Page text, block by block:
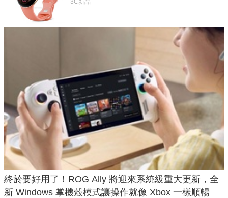
鎖定 AI 應用
3C新品
終於要好用了！ROG Ally 將迎來系統級重大更新，全
新 Windows 掌機殼模式讓操作就像 Xbox 一樣順暢